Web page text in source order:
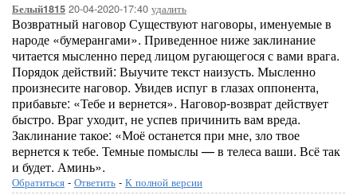
Белый1815 20-04-2020-17:40 удалить
Возвратный наговор Существуют наговоры, именуемые в
народе «бумерангами». Приведенное ниже заклинание
читается мысленно перед лицом ругающегося с вами врага.
Порядок действий: Выучите текст наизусть. Мысленно
произнесите наговор. Увидев испуг в глазах оппонента,
прибавьте: «Тебе и вернется». Наговор-возврат действует
быстро. Враг уходит, не успев причинить вам вреда.
Заклинание такое: «Моё останется при мне, зло твое
вернется к тебе. Темные помыслы — в телеса ваши. Всё так
и будет. Аминь».
Обратиться - Ответить - К полной версии